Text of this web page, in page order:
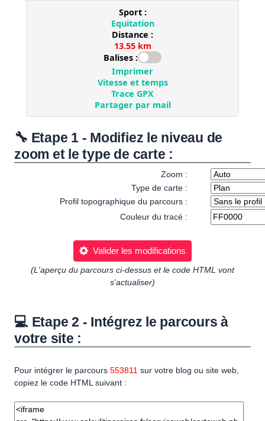
🔧 Etape 1 - Modifiez le niveau de
zoom et le type de carte :
Zoom :
Type de carte :
Profil topographique du parcours :
Couleur du tracé :
Valider les modifications
(L'aperçu du parcours ci-dessus et le code HTML vont
s'actualiser)
💻 Etape 2 - Intégrez le parcours à
votre site :
Pour intégrer le parcours 553811 sur votre blog ou site web,
copiez le code HTML suivant :